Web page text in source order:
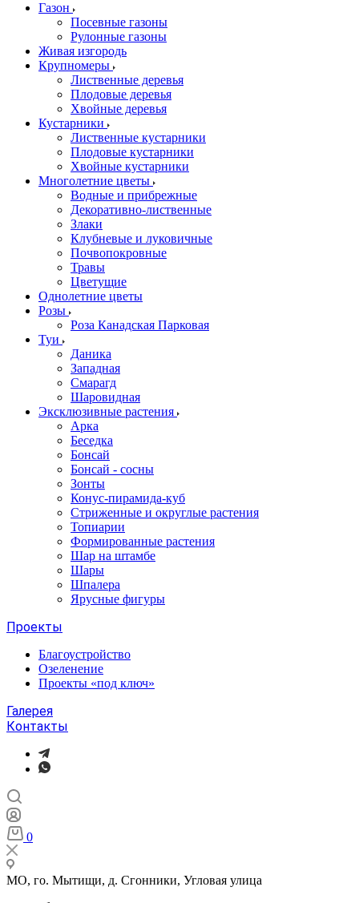
Газон
Посевные газоны
Рулонные газоны
Живая изгородь
Крупномеры
Лиственные деревья
Плодовые деревья
Хвойные деревья
Кустарники
Лиственные кустарники
Плодовые кустарники
Хвойные кустарники
Многолетние цветы
Водные и прибрежные
Декоративно-лиственные
Злаки
Клубневые и луковичные
Почвопокровные
Травы
Цветущие
Однолетние цветы
Розы
Роза Канадская Парковая
Туи
Даника
Западная
Смарагд
Шаровидная
Эксклюзивные растения
Арка
Беседка
Бонсай
Бонсай - сосны
Зонты
Конус-пирамида-куб
Стриженные и округлые растения
Топиарии
Формированные растения
Шар на штамбе
Шары
Шпалера
Ярусные фигуры
Проекты
Благоустройство
Озеленение
Проекты «под ключ»
Галерея
Контакты
0
МО, го. Мытищи, д. Сгонники, Угловая улица